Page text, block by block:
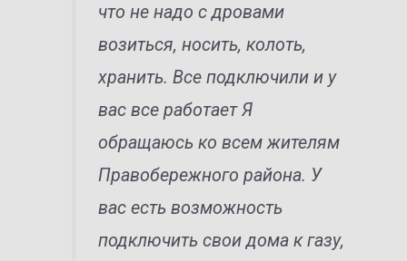
что не надо с дровами
возиться, носить, колоть,
хранить. Все подключили и у
вас все работает Я
обращаюсь ко всем жителям
Правобережного района. У
вас есть возможность
подключить свои дома к газу,